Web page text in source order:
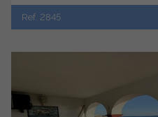
Ref. 2845